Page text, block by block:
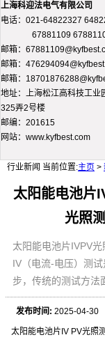
上海科迎法电气有限公司
电话：021-64822327
67881109
邮箱：
邮箱：
邮箱：
地址：上海松江高科技工业
325弄2号楼
邮编：201615
网站：www.kyfbest.com
行业新闻 当前位置:主页 >
太阳能电池片
光照
太阳能电池片IVPV
IV（电流-电压）测
步，传统的测试方法
发布时间: 2025-04-
太阳能电池片IV PV光照